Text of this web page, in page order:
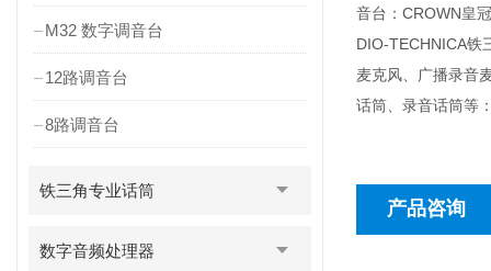
M32 数字调音台
12路调音台
8路调音台
铁三角专业话筒
数字音频处理器
音台：CROWN皇
DIO-TECHNICA铁
麦克风、广播录音
话筒、录音话筒等
产品咨询